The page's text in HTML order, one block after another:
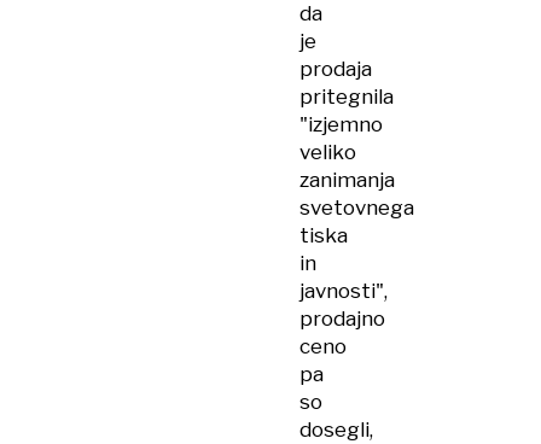
da
je
prodaja
pritegnila
"izjemno
veliko
zanimanja
svetovnega
tiska
in
javnosti",
prodajno
ceno
pa
so
dosegli,